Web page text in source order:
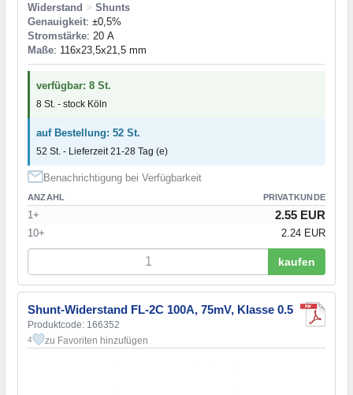
Widerstand > Shunts
Genauigkeit: ±0,5%
Stromstärke: 20 А
Maße: 116x23,5x21,5 mm
verfügbar: 8 St.
8 St. - stock Köln
auf Bestellung: 52 St.
52 St. - Lieferzeit 21-28 Tag (e)
Benachrichtigung bei Verfügbarkeit
ANZAHL PRIVATKUNDE
1+ 2.55 EUR
10+ 2.24 EUR
kaufen
Shunt-Widerstand FL-2C 100A, 75mV, Klasse 0.5
Produktcode: 166352
4 zu Favoriten hinzufügen